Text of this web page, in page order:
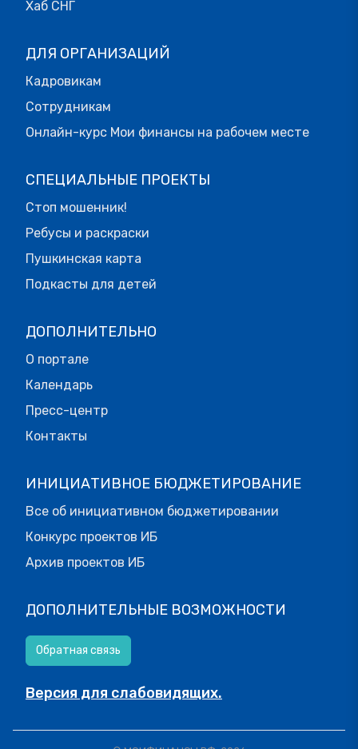
Хаб СНГ
ДЛЯ ОРГАНИЗАЦИЙ
Кадровикам
Сотрудникам
Онлайн-курс Мои финансы на рабочем месте
СПЕЦИАЛЬНЫЕ ПРОЕКТЫ
Стоп мошенник!
Ребусы и раскраски
Пушкинская карта
Подкасты для детей
ДОПОЛНИТЕЛЬНО
О портале
Календарь
Пресс-центр
Контакты
ИНИЦИАТИВНОЕ БЮДЖЕТИРОВАНИЕ
Все об инициативном бюджетировании
Конкурс проектов ИБ
Архив проектов ИБ
ДОПОЛНИТЕЛЬНЫЕ ВОЗМОЖНОСТИ
Обратная связь
Версия для слабовидящих.